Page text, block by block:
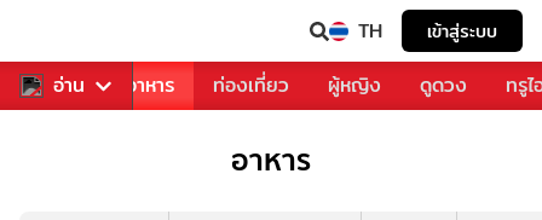
TH เข้าสู่ระบบ
อ่าน
การเพลง อาหาร ท่องเที่ยว ผู้หญิง ดูดวง ทรู
อาหาร